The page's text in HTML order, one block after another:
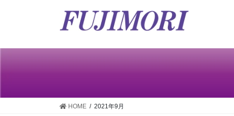
HOME 2021年9月